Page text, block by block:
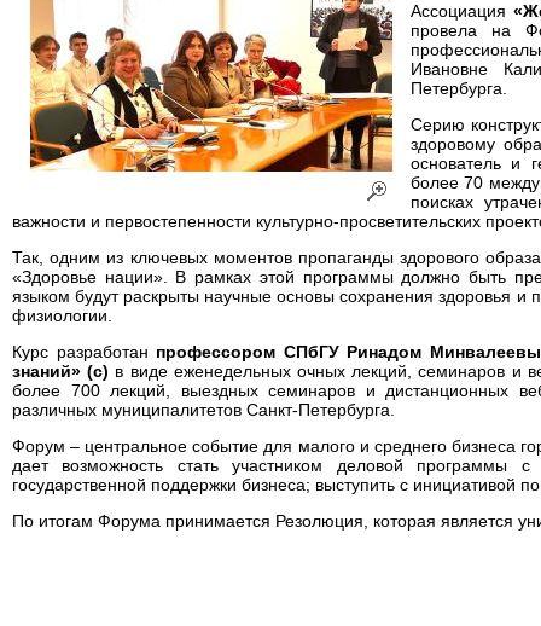
Ассоциация
провела на
Ивановне
Петербурга.
Серию
здоровому
основатель и
более 70
поисках
важности и первостепенности культурно-просветительских
Так, одним из ключевых моментов пропаганды здорового
«Здоровье нации». В рамках этой программы должно быть
языком будут раскрыты научные основы сохранения здоровья
физиологии.
Курс разработан профессором СПбГУ Ринадом
знаний» (с) в виде еженедельных очных лекций, семинаров и
более 700 лекций, выездных семинаров и дистанционных
различных муниципалитетов Санкт-Петербурга.
Форум – центральное событие для малого и среднего бизнеса
дает возможность стать участником деловой программы
государственной поддержки бизнеса; выступить с инициативой
По итогам Форума принимается Резолюция, которая является